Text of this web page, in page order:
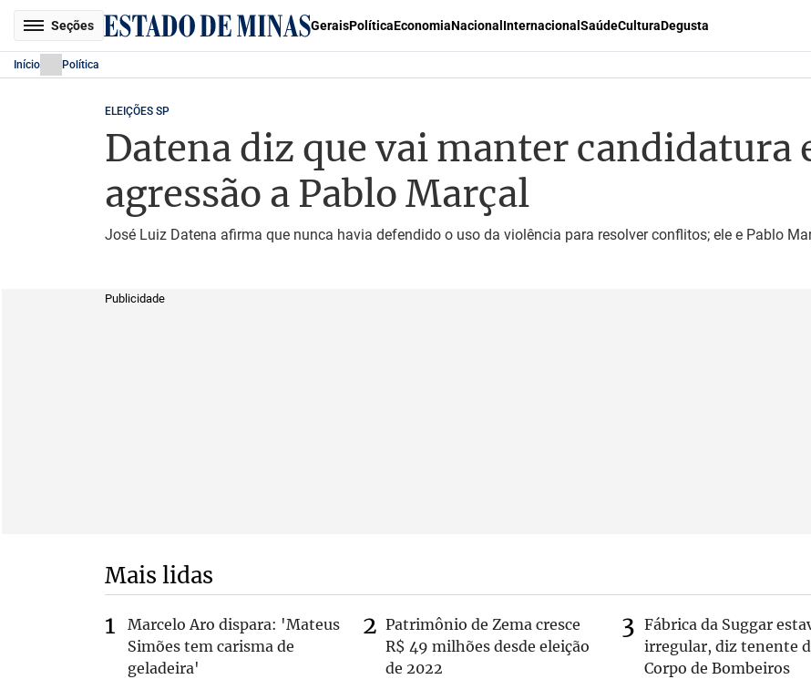
Seções GeraisPolíticaEconomiaNacional Internacional SaúdeCulturaDegusta
Início Política
ELEIÇÕES SP
Datena diz que vai manter candidatura
agressão a Pablo Marçal
José Luiz Datena afirma que nunca havia defendido o uso da violência para resolver conflitos; ele e Pablo
Publicidade
Mais lidas
Marcelo Aro dispara: 'Mateus
Simões tem carisma de
geladeira'
Patrimônio de Zema cresce
R$ 49 milhões desde eleição
de 2022
Fábrica da Suggar
irregular, diz tenente
Corpo de Bombeiros